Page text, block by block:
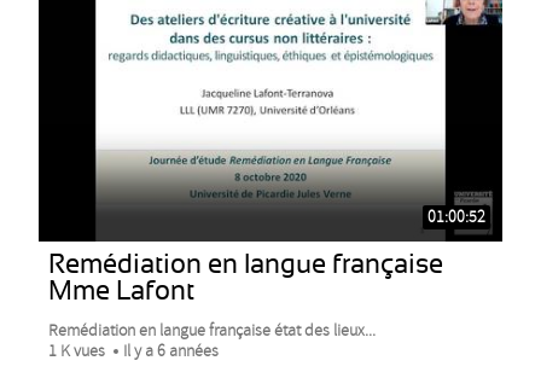
01:00:52
Remédiation en langue française
Mme Lafont
Remédiation en langue française état des lieux...
1 K vues
Il y a 6 années